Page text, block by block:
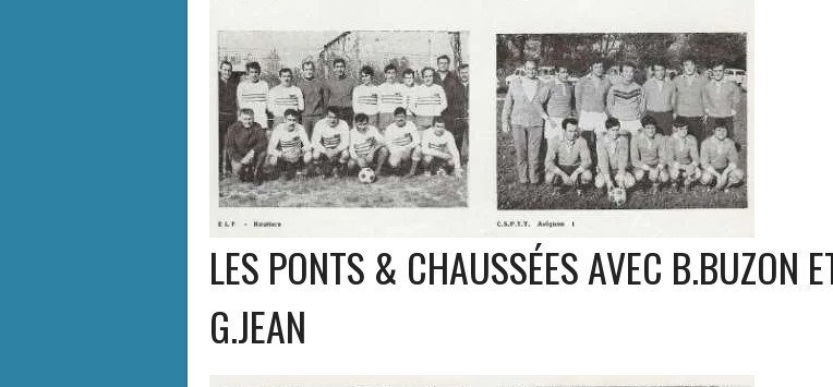
LES PONTS & CHAUSSÉES AVEC B.BUZON
G.JEAN